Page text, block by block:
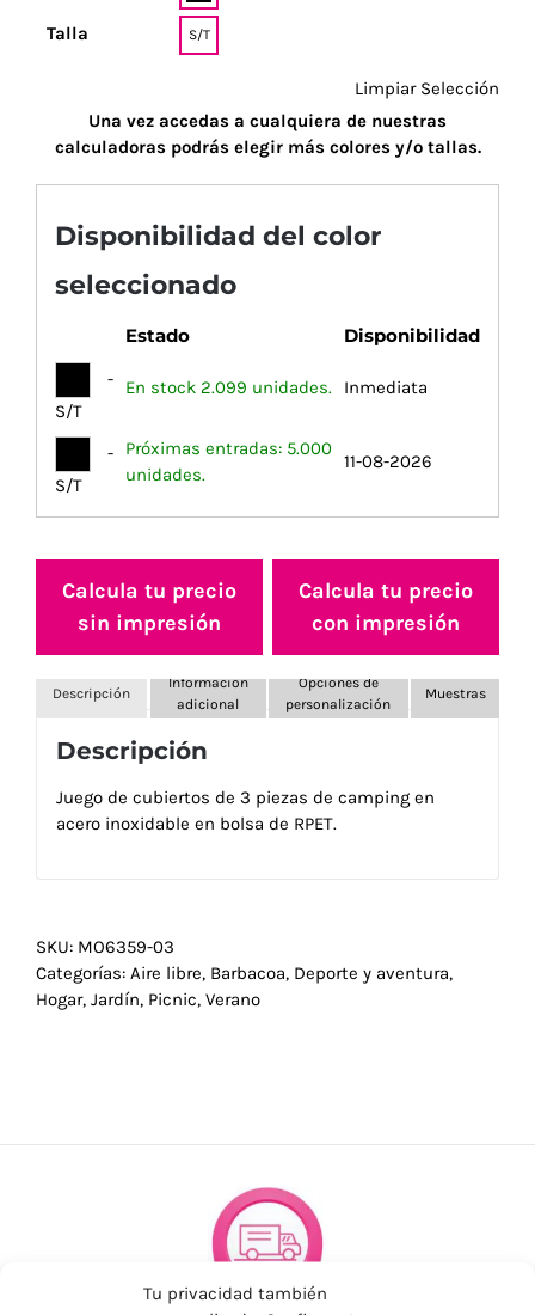
Tu privacidad también
Talla S/T
Limpiar Selección
Una vez accedas a cualquiera de nuestras
calculadoras podrás elegir más colores y/o tallas.
Disponibilidad del color
seleccionado
Estado Disponibilidad
-
S/T
En stock 2.099 unidades. Inmediata
-
S/T
Próximas entradas: 5.000
unidades.
11-08-2026
Calcula tu precio
sin impresión
Calcula tu precio
con impresión
Descripción
Información
adicional
Opciones de
personalización
Muestras
Descripción
Juego de cubiertos de 3 piezas de camping en
acero inoxidable en bolsa de RPET.
SKU: MO6359-03
Categorías: Aire libre, Barbacoa, Deporte y aventura,
Hogar, Jardín, Picnic, Verano